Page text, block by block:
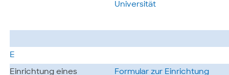
Universität
E
Einrichtung eines Formular zur Einrichtung